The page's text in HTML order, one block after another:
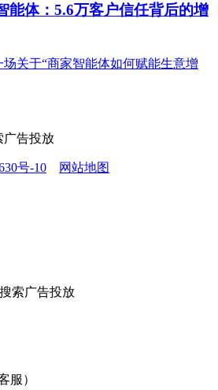
能体：5.6万客户信任背后的增
关于“商家智能体如何赋能生意增
广告投放
号-10
网站地图
服）